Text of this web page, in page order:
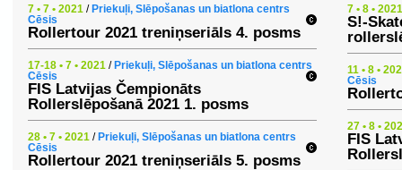
7 • 7 • 2021 / Priekuļi, Slēpošanas un biatlona centrs
Cēsis
Rollertour 2021 treniņseriāls 4. posms
17-18 • 7 • 2021 / Priekuļi, Slēpošanas un biatlona centrs
Cēsis
FIS Latvijas Čempionāts
Rollerslēpošanā 2021 1. posms
28 • 7 • 2021 / Priekuļi, Slēpošanas un biatlona centrs
Cēsis
Rollertour 2021 treniņseriāls 5. posms
7 • 8 • 2021
S!-
11 • 8 •
Cēsis
27 • 8 •
FIS